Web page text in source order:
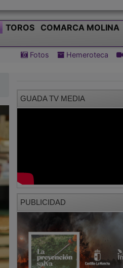
TOROS
COMARCA MOLINA
Fotos Hemeroteca
GUADA TV MEDIA
PUBLICIDAD